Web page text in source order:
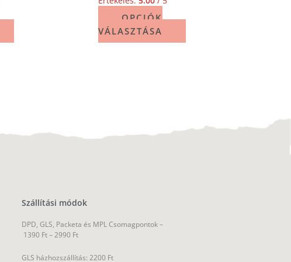
OPCIÓK
VÁLASZTÁSA
Szállítási módok
DPD, GLS, Packeta és MPL Csomagpontok –
1390 Ft – 2990 Ft
GLS házhozszállítás: 2200 Ft